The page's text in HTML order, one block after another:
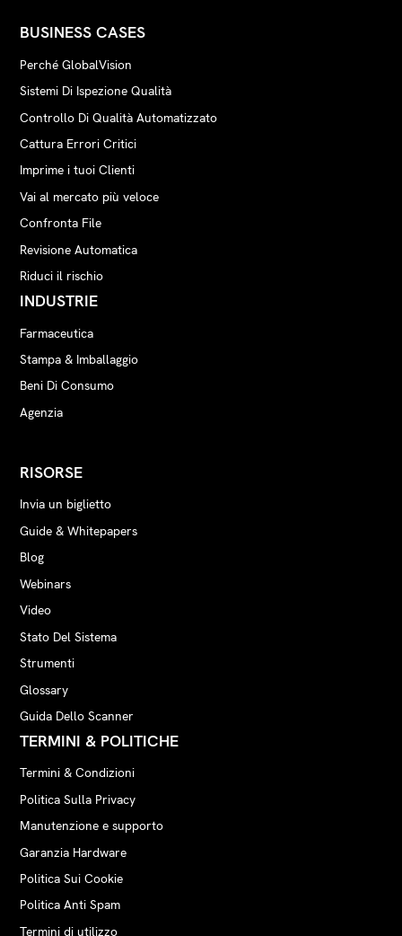
BUSINESS CASES
Perché GlobalVision
Sistemi Di Ispezione Qualità
Controllo Di Qualità Automatizzato
Cattura Errori Critici
Imprime i tuoi Clienti
Vai al mercato più veloce
Confronta File
Revisione Automatica
Riduci il rischio
INDUSTRIE
Farmaceutica
Stampa & Imballaggio
Beni Di Consumo
Agenzia
RISORSE
Invia un biglietto
Guide & Whitepapers
Blog
Webinars
Video
Stato Del Sistema
Strumenti
Glossary
Guida Dello Scanner
TERMINI & POLITICHE
Termini & Condizioni
Politica Sulla Privacy
Manutenzione e supporto
Garanzia Hardware
Politica Sui Cookie
Politica Anti Spam
Termini di utilizzo